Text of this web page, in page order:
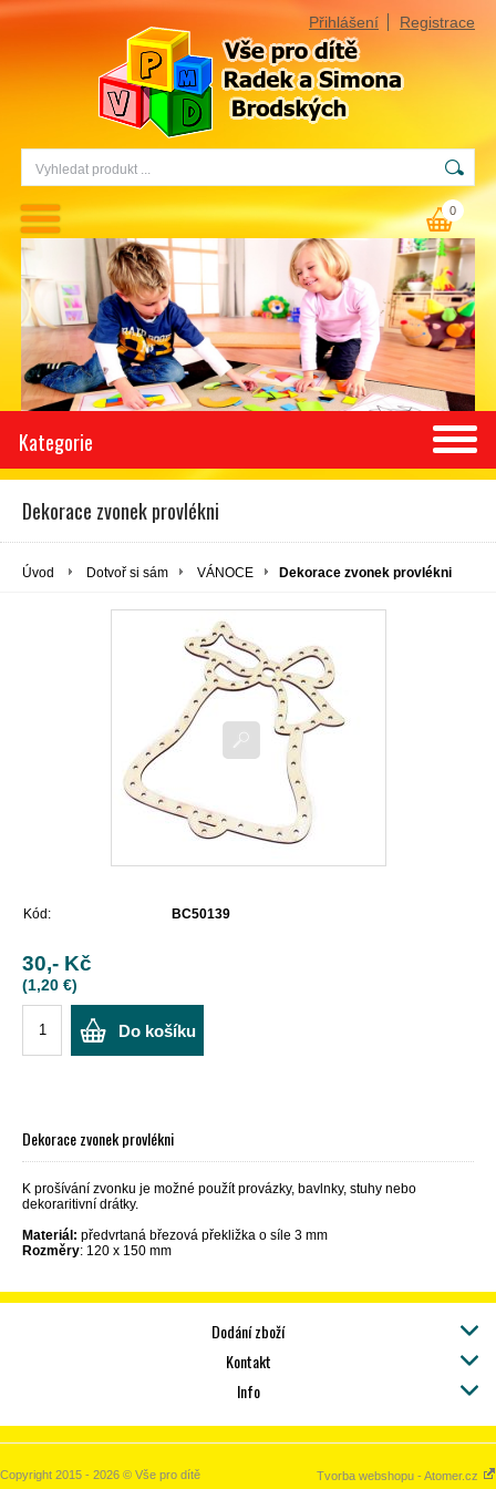
Přihlášení Registrace
0
Kategorie
Dekorace zvonek provlékni
Úvod Dotvoř si sám VÁNOCE Dekorace zvonek provlékni
Kód: BC50139
30,- Kč
(1,20 €)
Do košíku
Dekorace zvonek provlékni
K prošívání zvonku je možné použít provázky, bavlnky, stuhy nebo
dekoraritivní drátky.
Materiál: předvrtaná březová překližka o síle 3 mm
Rozměry: 120 x 150 mm
Dodání zboží
Kontakt
Info
Copyright 2015 - 2026 © Vše pro dítě Tvorba webshopu - Atomer.cz